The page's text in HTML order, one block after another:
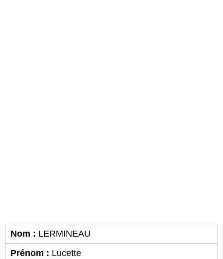
Nom : LERMINEAU
Prénom : Lucette